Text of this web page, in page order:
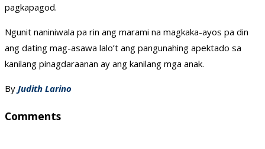
pagkapagod.
Ngunit naniniwala pa rin ang marami na magkaka-ayos pa din
ang dating mag-asawa lalo’t ang pangunahing apektado sa
kanilang pinagdaraanan ay ang kanilang mga anak.
By Judith Larino
Comments